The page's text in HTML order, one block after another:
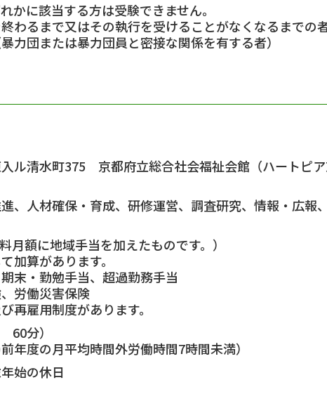
に該当する方は受験できません。
わるまで又はその執行を受けることがなくなるまでの
団または暴力団員と密接な関係を有する者）
ル清水町375 京都府立総合社会福祉会館（ハートピ
確保・育成、研修運営、調査研究、情報・広報、
額に地域手当を加えたものです。）
算があります。
末・勤勉手当、超過勤務手当
労働災害保険
雇用制度があります。
分）
月平均時間外労働時間7時間未満）
始の休日